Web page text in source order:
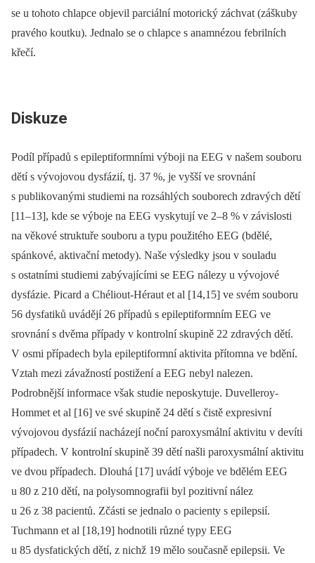
se u tohoto chlapce objevil parciální motorický záchvat (záškuby
pravého koutku). Jednalo se o chlapce s anamnézou febrilních
křečí.
Diskuze
Podíl případů s epileptiformními výboji na EEG v našem souboru
dětí s vývojovou dysfázií, tj. 37 %, je vyšší ve srovnání
s publikovanými studiemi na rozsáhlých souborech zdravých dětí
[11–13], kde se výboje na EEG vyskytují ve 2–8 % v závislosti
na věkové struktuře souboru a typu použitého EEG (bdělé,
spánkové, aktivační metody). Naše výsledky jsou v souladu
s ostatními studiemi zabývajícími se EEG nálezy u vývojové
dysfázie. Picard a Chéliout-Héraut et al [14,15] ve svém souboru
56 dysfatiků uvádějí 26 případů s epileptiformním EEG ve
srovnání s dvěma případy v kontrolní skupině 22 zdravých dětí.
V osmi případech byla epileptiformní aktivita přítomna ve bdění.
Vztah mezi závažností postižení a EEG nebyl nalezen.
Podrobnější informace však studie neposkytuje. Duvelleroy-
Hommet et al [16] ve své skupině 24 dětí s čistě expresivní
vývojovou dysfázií nacházejí noční paroxysmální aktivitu v devíti
případech. V kontrolní skupině 39 dětí našli paroxysmální aktivitu
ve dvou případech. Dlouhá [17] uvádí výboje ve bdělém EEG
u 80 z 210 dětí, na polysomnografii byl pozitivní nález
u 26 z 38 pacientů. Zčásti se jednalo o pacienty s epilepsií.
Tuchmann et al [18,19] hodnotili různé typy EEG
u 85 dysfatických dětí, z nichž 19 mělo současně epilepsii. Ve